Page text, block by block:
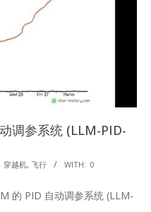
调参系统 (LLM-PID-
穿越机, 飞行 WITH: 0
的 PID 自动调参系统 (LLM-